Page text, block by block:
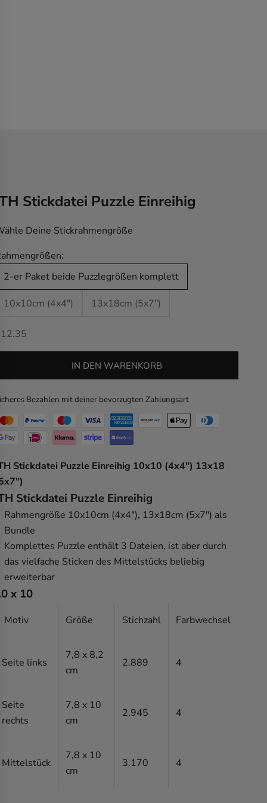
Stickdatei Puzzle Einreihig
Deine Stickrahmengröße
2-er Paket beide Puzzlegrößen komplett
10x10cm (4x4") 13x18cm (5x7")
IN DEN WARENKORB
Bezahlen mit deiner bevorzugten Zahlungsart
Stickdatei Puzzle Einreihig 10x10 (4x4") 13x18
Stickdatei Puzzle Einreihig
Rahmengröße 10x10cm (4x4"), 13x18cm (5x7") als
Bundle
Komplettes Puzzle enthält 3 Dateien, ist aber durch
das vielfache Sticken des Mittelstücks beliebig
erweiterbar
x 10
Motiv Größe Stichzahl Farbwechsel
Seite links
7,8 x 8,2
cm
2.889 4
Seite
rechts
7,8 x 10
cm
2.945 4
Mittelstück
7,8 x 10
cm
3.170 4